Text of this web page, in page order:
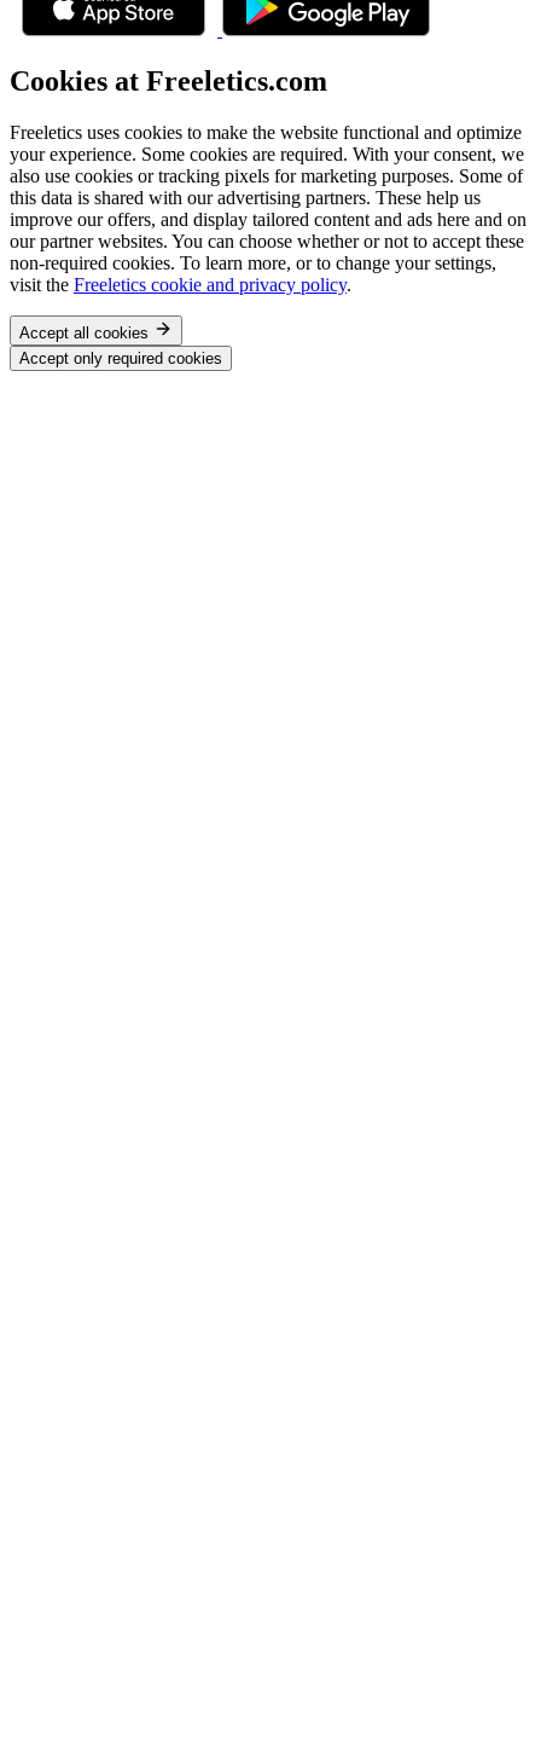
Cookies at Freeletics.com
Freeletics uses cookies to make the website functional and optimize
your experience. Some cookies are required. With your consent, we
also use cookies or tracking pixels for marketing purposes. Some of
this data is shared with our advertising partners. These help us
improve our offers, and display tailored content and ads here and on
our partner websites. You can choose whether or not to accept these
non-required cookies. To learn more, or to change your settings,
visit the Freeletics cookie and privacy policy.
Accept all cookies
Accept only required cookies